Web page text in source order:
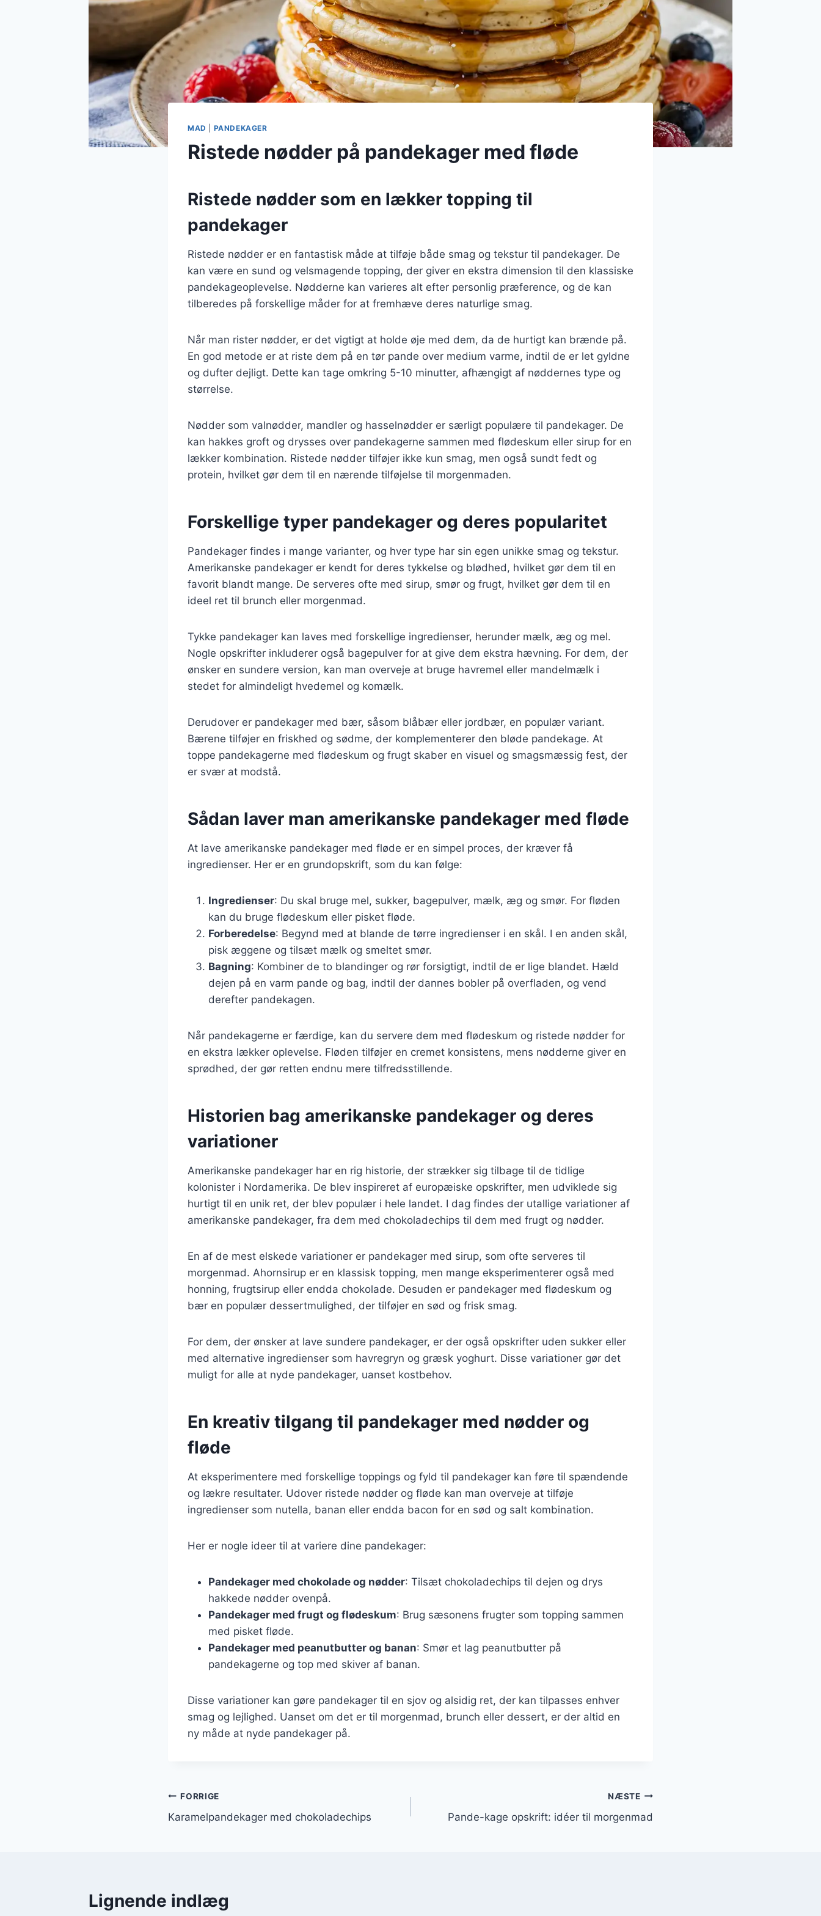
MAD PANDEKAGER
Ristede nødder på pandekager med fløde
Ristede nødder som en lækker topping til
pandekager
Ristede nødder er en fantastisk måde at tilføje både smag og tekstur til pandekager. De
kan være en sund og velsmagende topping, der giver en ekstra dimension til den klassiske
pandekageoplevelse. Nødderne kan varieres alt efter personlig præference, og de kan
tilberedes på forskellige måder for at fremhæve deres naturlige smag.
Når man rister nødder, er det vigtigt at holde øje med dem, da de hurtigt kan brænde på.
En god metode er at riste dem på en tør pande over medium varme, indtil de er let gyldne
og dufter dejligt. Dette kan tage omkring 5-10 minutter, afhængigt af nøddernes type og
størrelse.
Nødder som valnødder, mandler og hasselnødder er særligt populære til pandekager. De
kan hakkes groft og drysses over pandekagerne sammen med flødeskum eller sirup for en
lækker kombination. Ristede nødder tilføjer ikke kun smag, men også sundt fedt og
protein, hvilket gør dem til en nærende tilføjelse til morgenmaden.
Forskellige typer pandekager og deres popularitet
Pandekager findes i mange varianter, og hver type har sin egen unikke smag og tekstur.
Amerikanske pandekager er kendt for deres tykkelse og blødhed, hvilket gør dem til en
favorit blandt mange. De serveres ofte med sirup, smør og frugt, hvilket gør dem til en
ideel ret til brunch eller morgenmad.
Tykke pandekager kan laves med forskellige ingredienser, herunder mælk, æg og mel.
Nogle opskrifter inkluderer også bagepulver for at give dem ekstra hævning. For dem, der
ønsker en sundere version, kan man overveje at bruge havremel eller mandelmælk i
stedet for almindeligt hvedemel og komælk.
Derudover er pandekager med bær, såsom blåbær eller jordbær, en populær variant.
Bærene tilføjer en friskhed og sødme, der komplementerer den bløde pandekage. At
toppe pandekagerne med flødeskum og frugt skaber en visuel og smagsmæssig fest, der
er svær at modstå.
Sådan laver man amerikanske pandekager med fløde
At lave amerikanske pandekager med fløde er en simpel proces, der kræver få
ingredienser. Her er en grundopskrift, som du kan følge:
Ingredienser: Du skal bruge mel, sukker, bagepulver, mælk, æg og smør. For fløden
kan du bruge flødeskum eller pisket fløde.
Forberedelse: Begynd med at blande de tørre ingredienser i en skål. I en anden skål,
pisk æggene og tilsæt mælk og smeltet smør.
Bagning: Kombiner de to blandinger og rør forsigtigt, indtil de er lige blandet. Hæld
dejen på en varm pande og bag, indtil der dannes bobler på overfladen, og vend
derefter pandekagen.
Når pandekagerne er færdige, kan du servere dem med flødeskum og ristede nødder for
en ekstra lækker oplevelse. Fløden tilføjer en cremet konsistens, mens nødderne giver en
sprødhed, der gør retten endnu mere tilfredsstillende.
Historien bag amerikanske pandekager og deres
variationer
Amerikanske pandekager har en rig historie, der strækker sig tilbage til de tidlige
kolonister i Nordamerika. De blev inspireret af europæiske opskrifter, men udviklede sig
hurtigt til en unik ret, der blev populær i hele landet. I dag findes der utallige variationer af
amerikanske pandekager, fra dem med chokoladechips til dem med frugt og nødder.
En af de mest elskede variationer er pandekager med sirup, som ofte serveres til
morgenmad. Ahornsirup er en klassisk topping, men mange eksperimenterer også med
honning, frugtsirup eller endda chokolade. Desuden er pandekager med flødeskum og
bær en populær dessertmulighed, der tilføjer en sød og frisk smag.
For dem, der ønsker at lave sundere pandekager, er der også opskrifter uden sukker eller
med alternative ingredienser som havregryn og græsk yoghurt. Disse variationer gør det
muligt for alle at nyde pandekager, uanset kostbehov.
En kreativ tilgang til pandekager med nødder og
fløde
At eksperimentere med forskellige toppings og fyld til pandekager kan føre til spændende
og lækre resultater. Udover ristede nødder og fløde kan man overveje at tilføje
ingredienser som nutella, banan eller endda bacon for en sød og salt kombination.
Her er nogle ideer til at variere dine pandekager:
Pandekager med chokolade og nødder: Tilsæt chokoladechips til dejen og drys
hakkede nødder ovenpå.
Pandekager med frugt og flødeskum: Brug sæsonens frugter som topping sammen
med pisket fløde.
Pandekager med peanutbutter og banan: Smør et lag peanutbutter på
pandekagerne og top med skiver af banan.
Disse variationer kan gøre pandekager til en sjov og alsidig ret, der kan tilpasses enhver
smag og lejlighed. Uanset om det er til morgenmad, brunch eller dessert, er der altid en
ny måde at nyde pandekager på.
Indlægsnavigation
FORRIGE
Karamelpandekager med chokoladechips
NÆSTE
Pande-kage opskrift: idéer til morgenmad
Lignende indlæg